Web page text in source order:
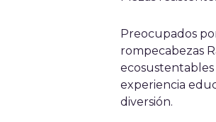
Preocupados
rompecabezas
ecosustentables
experiencia
diversión.